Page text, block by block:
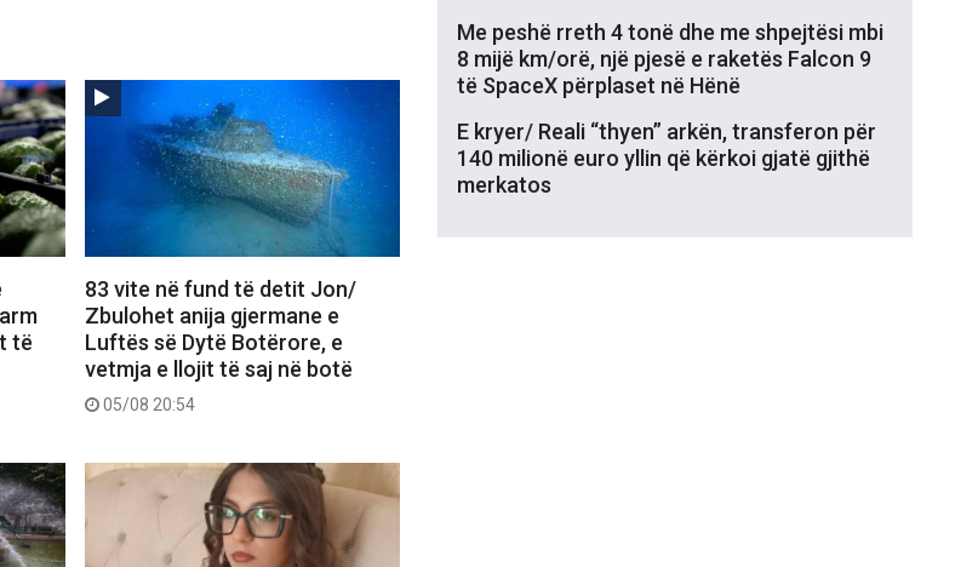
të
83 vite në fund të detit Jon/
Zbulohet anija gjermane e
Luftës së Dytë Botërore, e
vetmja e llojit të saj në botë
05/08 20:54
Me peshë rreth 4 tonë dhe me shpejtësi mbi
8 mijë km/orë, një pjesë e raketës Falcon 9
të SpaceX përplaset në Hënë
E kryer/ Reali “thyen” arkën, transferon për
140 milionë euro yllin që kërkoi gjatë gjithë
merkatos